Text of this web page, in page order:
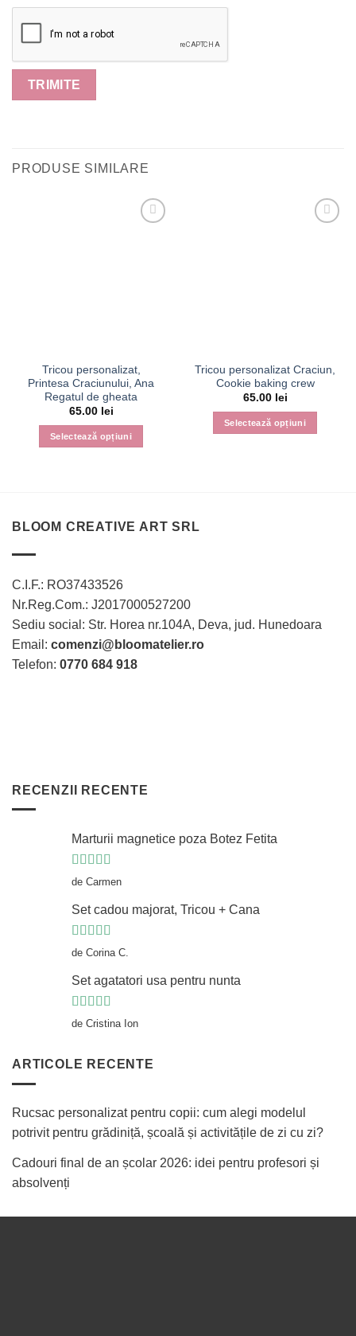
PRODUSE SIMILARE
Tricou personalizat,
Printesa Craciunului, Ana
Regatul de gheata
65.00 lei
Selectează opțiuni
multe
fi
alese
în
pagina
Tricou personalizat Craciun,
Cookie baking crew
65.00 lei
Selectează opțiuni
pagina
BLOOM CREATIVE ART SRL
C.I.F.: RO37433526
Nr.Reg.Com.: J2017000527200
Sediu social: Str. Horea nr.104A, Deva, jud. Hunedoara
Email: comenzi@bloomatelier.ro
Telefon: 0770 684 918
RECENZII RECENTE
Marturii magnetice poza Botez Fetita
Evaluat la
de Carmen
Set cadou majorat, Tricou + Cana
Evaluat la5
de Corina C.
Set agatatori usa pentru nunta
Evaluat la 5
de Cristina Ion
ARTICOLE RECENTE
Rucsac personalizat pentru copii: cum alegi modelul
potrivit pentru grădiniță, școală și activitățile de zi cu zi?
Cadouri final de an școlar 2026: idei pentru profesori și
absolvenți